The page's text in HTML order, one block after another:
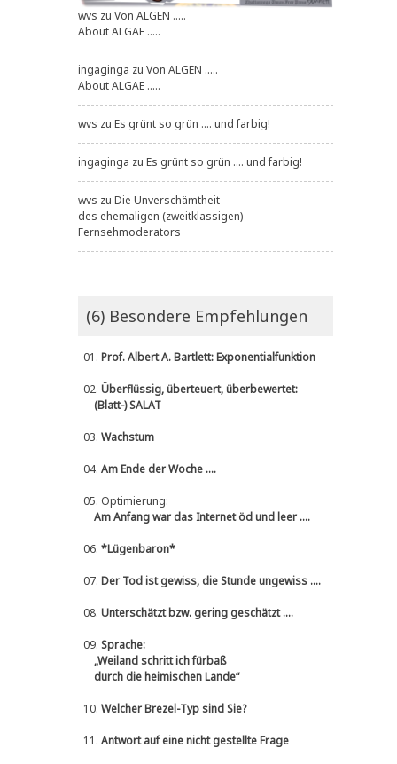
wvs zu Von ALGEN .....
About ALGAE .....
ingaginga zu Von ALGEN .....
About ALGAE .....
wvs zu Es grünt so grün .... und farbig!
ingaginga zu Es grünt so grün .... und farbig!
wvs zu Die Unverschämtheit
des ehemaligen (zweitklassigen)
Fernsehmoderators
(6) Besondere Empfehlungen
01. Prof. Albert A. Bartlett: Exponentialfunktion
02. Überflüssig, überteuert, überbewertet:
(Blatt-) SALAT
03. Wachstum
04. Am Ende der Woche ....
05. Optimierung:
Am Anfang war das Internet öd und leer ....
06. *Lügenbaron*
07. Der Tod ist gewiss, die Stunde ungewiss ....
08. Unterschätzt bzw. gering geschätzt ....
09. Sprache:
„Weiland schritt ich fürbaß
durch die heimischen Lande“
10. Welcher Brezel-Typ sind Sie?
11. Antwort auf eine nicht gestellte Frage